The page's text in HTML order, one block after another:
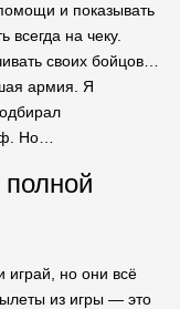
и показывать
всегда на чеку.
своих бойцов…
армия. Я
Но…
играй, но они всё
из игры — это